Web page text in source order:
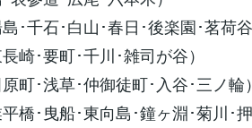
･千石･白山･春日･後楽園･茗荷谷
崎･要町･千川･雑司が谷）
町･浅草･仲御徒町･入谷･三ノ輪）
橋･曳船･東向島･鐘ヶ淵･菊川･押